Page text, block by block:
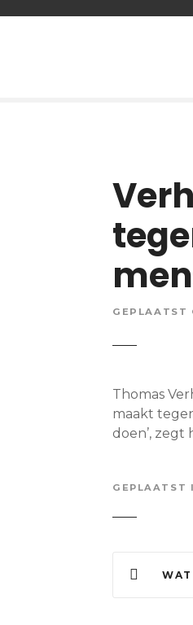
GEPLAATST
Thomas
maakt
doen’, zegt
GEPLAATST
WAT IS DE